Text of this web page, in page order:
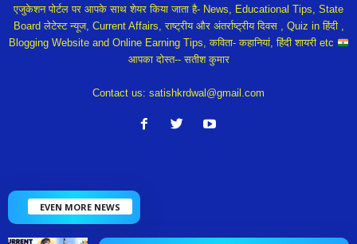
एजुकेशन पोर्टल पर आपके साथ शेयर किया जाता है- News, Educational Tips, State
Board लेटेस्ट न्यूज, Current Affairs, राष्ट्रीय और अंतर्राष्ट्रीय दिवस , Quiz in हिंदी ,
Blogging Website and Online Earning Tips, कविता- कहानियां, हिंदी शायरी etc
आपका दोस्त-- सतीश कुमार
Contact us: satishkrdwal@gmail.com
EVEN MORE NEWS